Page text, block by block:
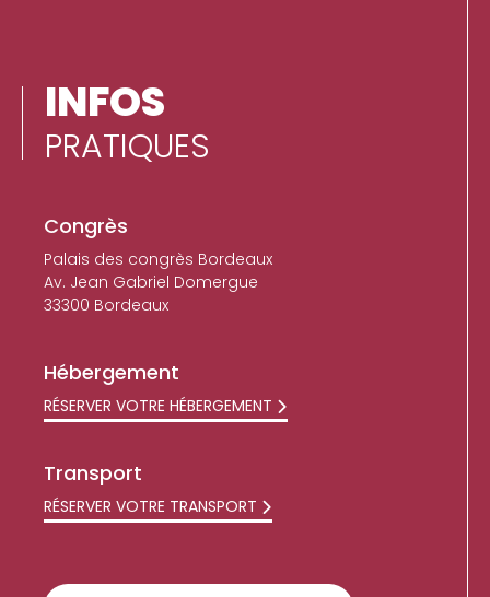
INFOS
PRATIQUES
Congrès
Palais des congrès Bordeaux
Av. Jean Gabriel Domergue
33300 Bordeaux
Hébergement
RÉSERVER VOTRE HÉBERGEMENT
Transport
RÉSERVER VOTRE TRANSPORT